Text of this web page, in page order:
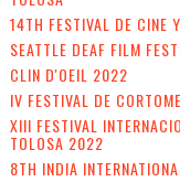
14TH FESTIVAL DE CINE
SEATTLE DEAF FILM
CLIN D'OEIL 2022
IV FESTIVAL DE
XIII FESTIVAL
TOLOSA 2022
8TH INDIA